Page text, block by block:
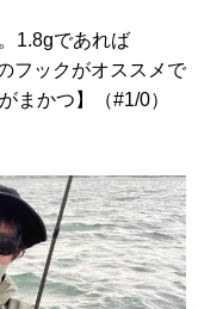
1.8gであれば
フックがオススメで
まかつ】（#1/0）